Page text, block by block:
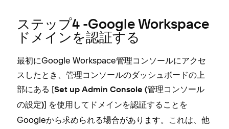
ステ⁠ップ4 -Google Workspace
ドメインを認証する
最初にGoogle Workspace管理コンソ⁠ールにアクセ
スしたとき⁠、管理コンソ⁠ールのダ⁠ッシ⁠ュボ⁠ードの上
部にある [⁠Set up Admin Console (⁠管理コンソ⁠ール
の設定⁠)⁠] を使用してドメインを認証することを
Googleから求められる場合があります⁠。これは⁠、他